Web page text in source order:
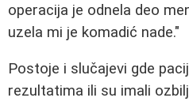
operacija je odnela deo
uzela mi je komadić nade."
Postoje i slučajevi gde
rezultatima ili su imali